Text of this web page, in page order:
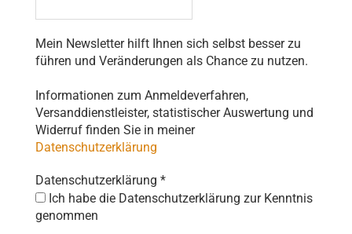
Mein Newsletter hilft Ihnen sich selbst besser zu
führen und Veränderungen als Chance zu nutzen.
Informationen zum Anmeldeverfahren,
Versanddienstleister, statistischer Auswertung und
Widerruf finden Sie in meiner
Datenschutzerklärung
Datenschutzerklärung *
Ich habe die Datenschutzerklärung zur Kenntnis
genommen